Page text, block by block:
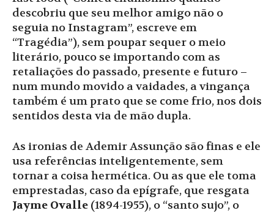
descobriu que seu melhor amigo não o
seguia no Instagram”, escreve em
“Tragédia”), sem poupar sequer o meio
literário, pouco se importando com as
retaliações do passado, presente e futuro –
num mundo movido a vaidades, a vingança
também é um prato que se come frio, nos dois
sentidos desta via de mão dupla.
As ironias de Ademir Assunção são finas e ele
usa referências inteligentemente, sem
tornar a coisa hermética. Ou as que ele toma
emprestadas, caso da epígrafe, que resgata
Jayme Ovalle (1894-1955), o “santo sujo”, o